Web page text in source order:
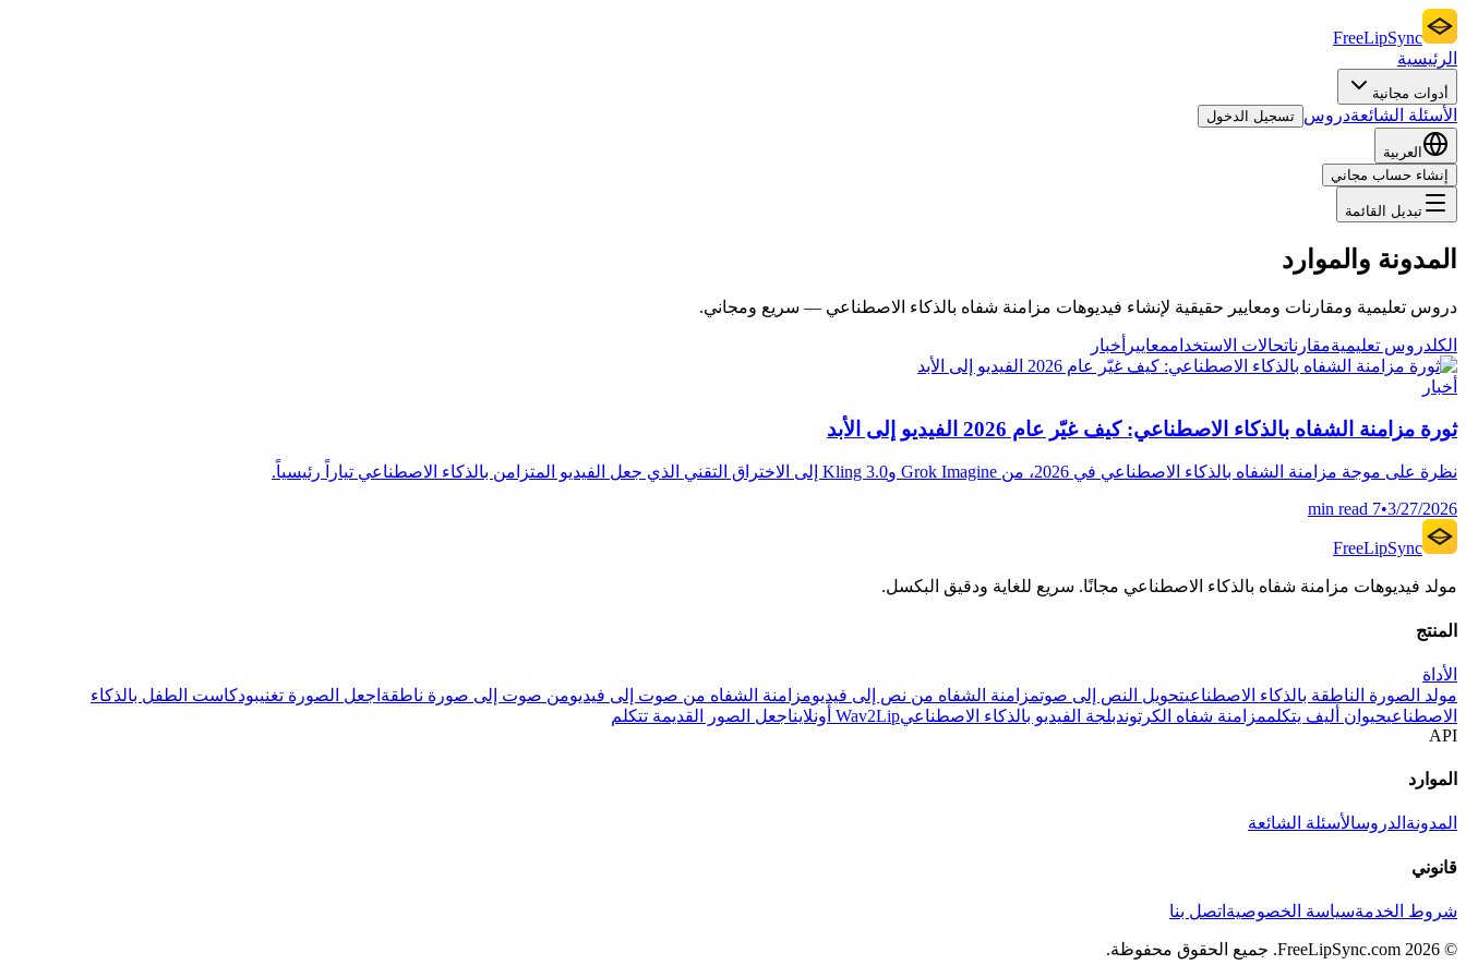
FreeLipSync
الرئيسية
أدوات مجانية
الأسئلة الشائعةدروس تسجيل الدخول
العربية
إنشاء حساب مجاني
تبديل القائمة
المدونة والموارد
دروس تعليمية ومقارنات ومعايير حقيقية لإنشاء فيديوهات مزامنة شفاه بالذكاء الاصطناعي — سريع ومجاني.
الكلدروس تعليميةمقارناتحالات الاستخداممعايير أخبار
أخبار
ثورة مزامنة الشفاه بالذكاء الاصطناعي: كيف غيّر عام 2026 الفيديو إلى الأبد
نظرة على موجة مزامنة الشفاه بالذكاء الاصطناعي في 2026، من Grok Imagine وKling 3.0 إلى الاختراق التقني الذي جعل الفيديو المتزامن بالذكاء الاصطناعي تياراً رئيسياً.
3/27/2026
•
7 min read
FreeLipSync
مولد فيديوهات مزامنة شفاه بالذكاء الاصطناعي مجانًا. سريع للغاية ودقيق البكسل.
المنتج
الأداة
مولد الصورة الناطقة بالذكاء الاصطناعيتحويل النص إلى صوتمزامنة الشفاه من نص إلى فيديومزامنة الشفاه من صوت إلى فيديومن صوت إلى صورة ناطقة اجعل الصورة تغنيبودكاست الطفل بالذكاء
الاصطناعيحيوان أليف يتكلممزامنة شفاه الكرتوندبلجة الفيديو بالذكاء الاصطناعيWav2Lip أونلاين
اجعل الصور القديمة تتكلم
API
الموارد
المدونة الدروسالأسئلة الشائعة
قانوني
شروط الخدمةسياسة الخصوصية اتصل بنا
© 2026 FreeLipSync.com. جميع الحقوق محفوظة.